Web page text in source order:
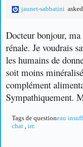
jaunet-sabbatini
Docteur bonjour, ma
rénale. Je voudrais
les humains de
soit moins
complément
Sympathiquement.
Tags de questioneau
chat , irc